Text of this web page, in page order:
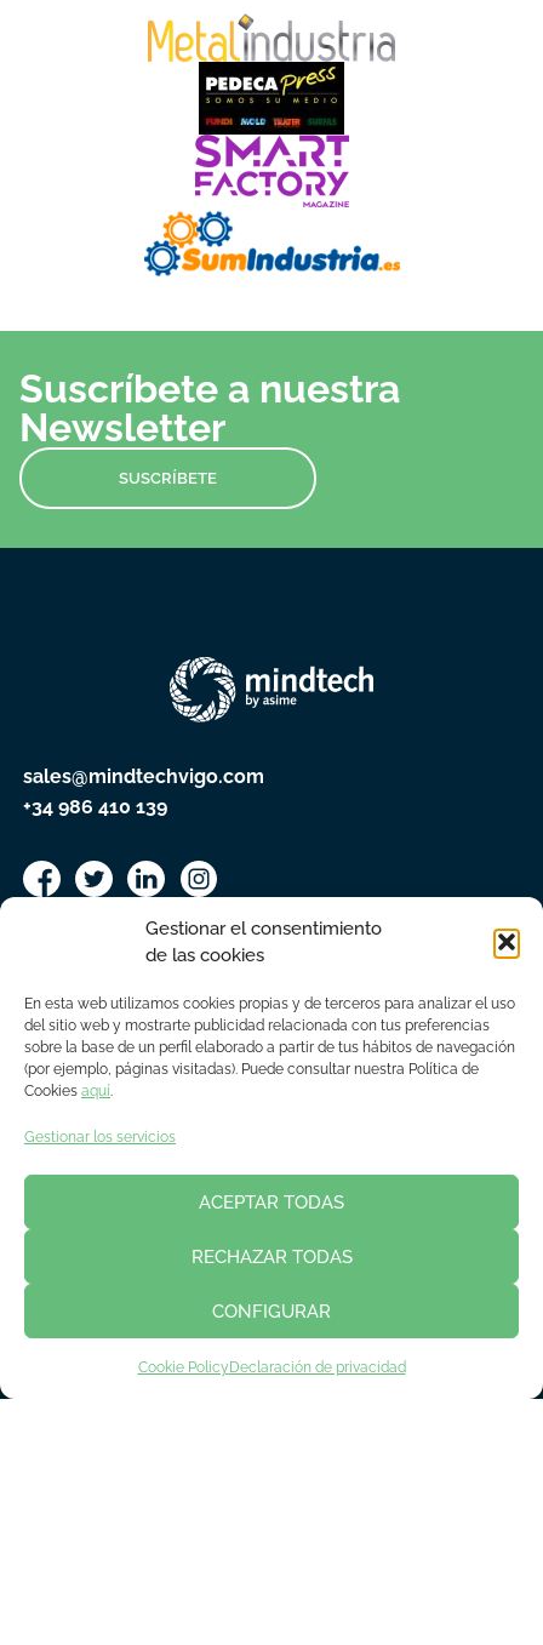
Gestionar el consentimiento
de las cookies
En esta web utilizamos cookies propias y de terceros para analizar el uso
del sitio web y mostrarte publicidad relacionada con tus preferencias
sobre la base de un perfil elaborado a partir de tus hábitos de navegación
(por ejemplo, páginas visitadas). Puede consultar nuestra Política de
Cookies aquí.
Gestionar los servicios
ACEPTAR TODAS
RECHAZAR TODAS
CONFIGURAR
Cookie Policy Declaración de privacidad
Suscríbete a nuestra
Newsletter
SUSCRÍBETE
sales@mindtechvigo.com
+34 986 410 139